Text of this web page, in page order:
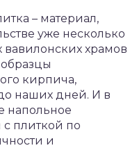
– материал,
уже несколько
вавилонских храмов
образцы
кирпича,
наших дней. И в
напольное
плиткой по
и